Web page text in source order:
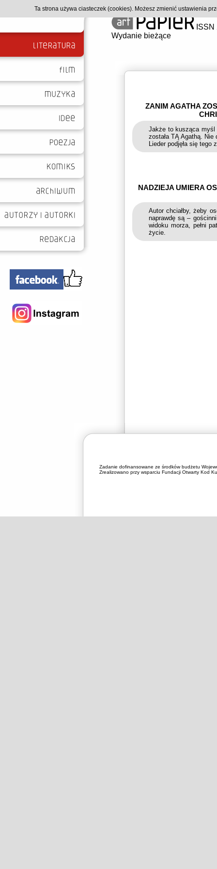
Wydanie bieżące
ZANIM AGATHA
Jakże to kusząca myśl
została TĄ Agathą.
Lieder podjęła się tego
NADZIEJA UMIERA
Autor chciałby, żeby
naprawdę są –
widoku morza, pełni
życie.
Zadanie dofinansowane ze środków budżetu
Zrealizowano przy wsparciu Fundacji Otwarty Kod
Ta strona używa ciasteczek (cookies). Możesz zmienić ustawienia